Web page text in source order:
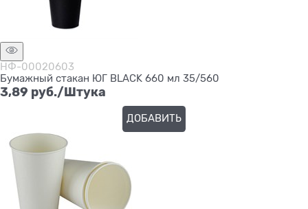
НФ-00020603
Бумажный стакан ЮГ BLACK 660 мл 35/560
3,89 руб./Штука
ДОБАВИТЬ